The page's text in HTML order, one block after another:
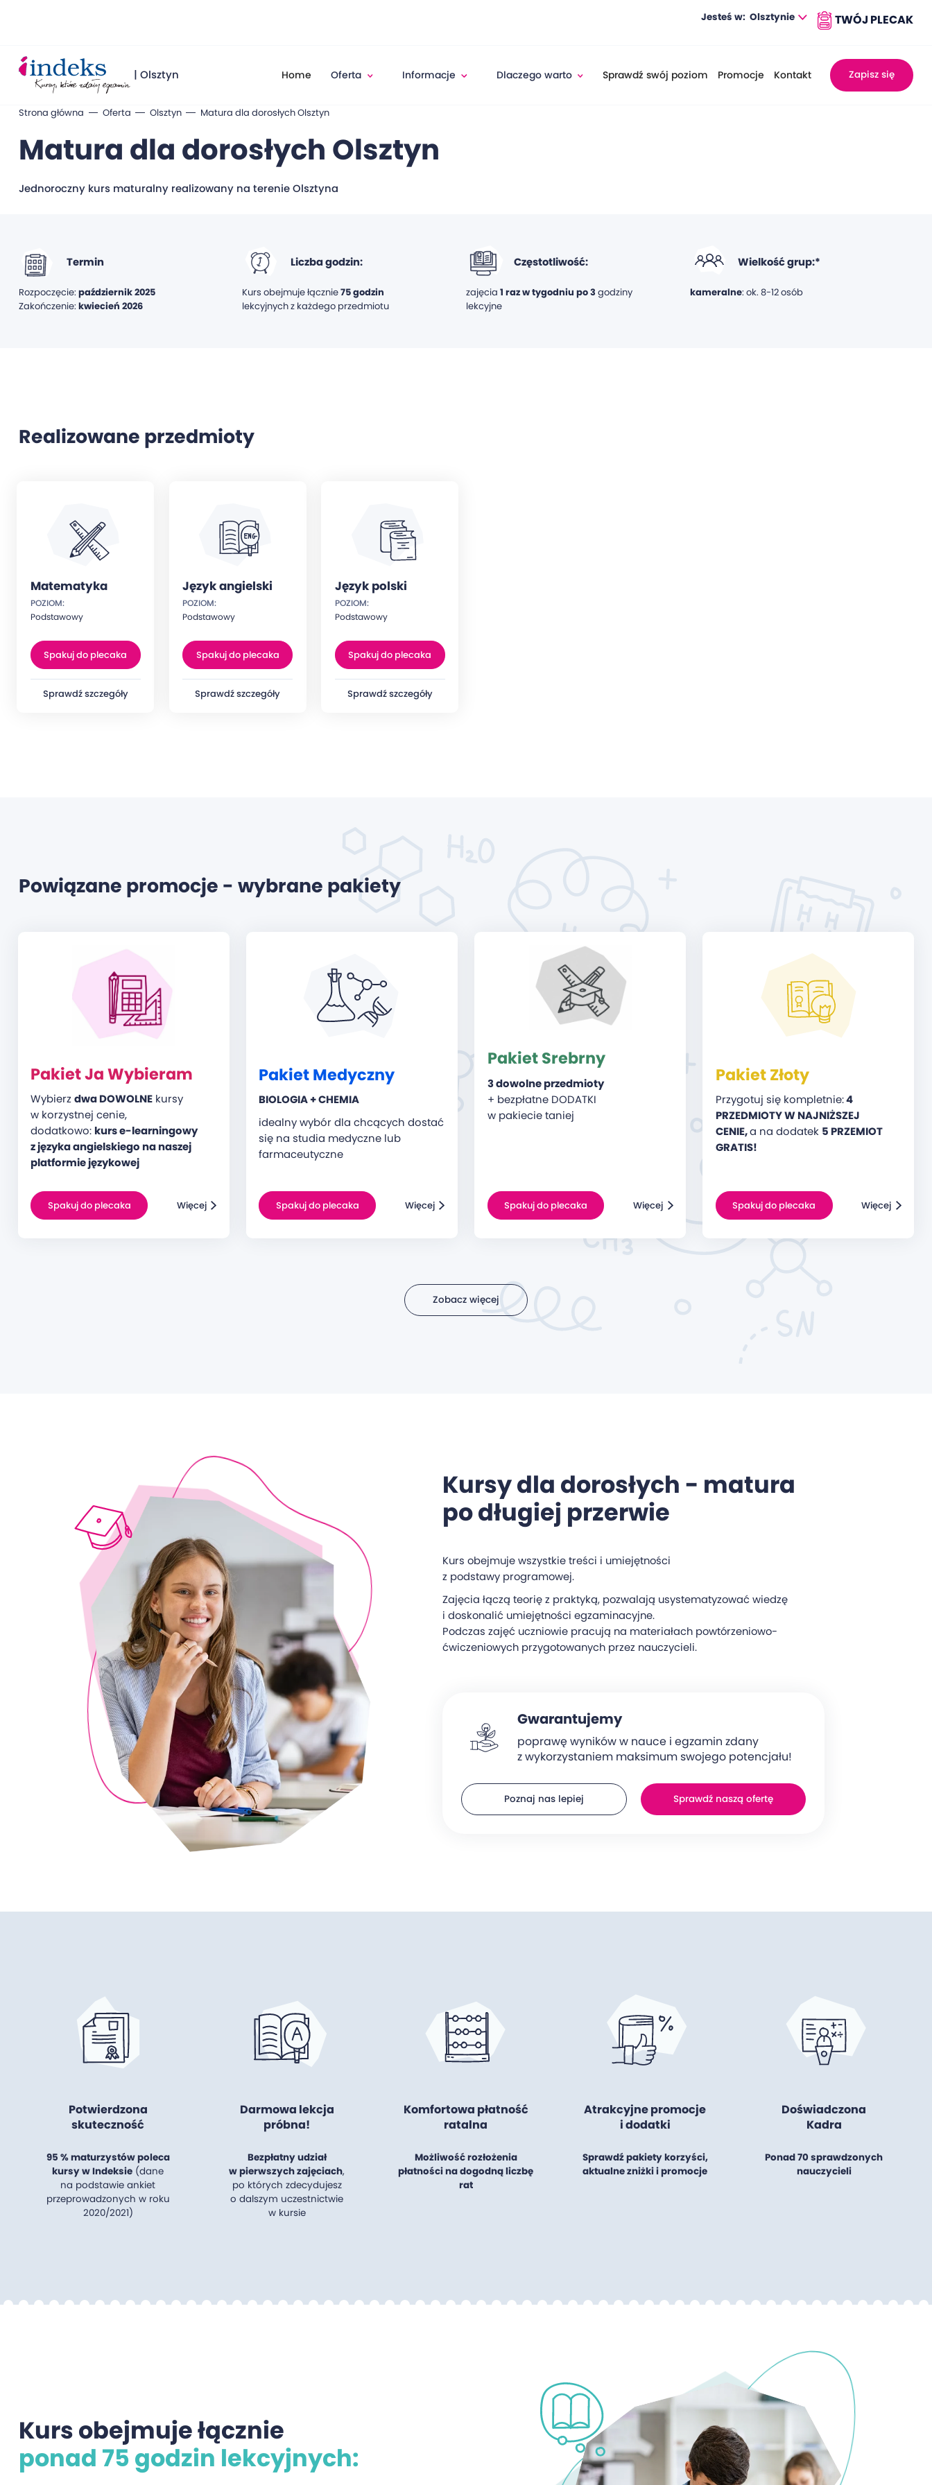
Jesteś w: Olsztynie
| Olsztyn Home Oferta Informacje Dlaczego warto Sprawdź swój poziom Promocje Kontakt Zapisz się
Strona główna Oferta Olsztyn Matura dla dorosłych Olsztyn
Matura dla dorosłych Olsztyn
Jednoroczny kurs maturalny realizowany na terenie Olsztyna
Termin
Rozpoczęcie: październik 2025
Zakończenie: kwiecień 2026
Liczba godzin:
Kurs obejmuje łącznie75godzin
lekcyjnych z każdego przedmiotu
Częstotliwość:
zajęcia 1 raz w tygodniu po 3 godziny
lekcyjne
Wielkość grup:*
kameralne: ok. 8-12 osób
Realizowane przedmioty
Matematyka
POZIOM:
Podstawowy
Spakuj do plecaka
Sprawdź szczegóły
Język angielski
POZIOM:
Podstawowy
Spakuj do plecaka
Sprawdź szczegóły
Język polski
POZIOM:
Podstawowy
Spakuj do plecaka
Sprawdź szczegóły
Powiązane promocje - wybrane pakiety
Pakiet Ja Wybieram
Wybierzdwa DOWOLNE kursy
w korzystnej cenie,
dodatkowo: kurs e-learningowy
z języka angielskiego na naszej
platformie językowej
Spakuj do plecaka Więcej
Pakiet Medyczny
BIOLOGIA + CHEMIA
idealny wybór dla chcących dostać
się na studia medyczne lub
farmaceutyczne
Spakuj do plecaka Więcej
Pakiet Srebrny
3 dowolne przedmioty
+ bezpłatne DODATKI
w pakiecie taniej
Spakuj do plecaka Więcej
Pakiet Złoty
Przygotuj się kompletnie:4
PRZEDMIOTY W NAJNIŻSZEJ
CENIE,a na dodatek 5 PRZEMIOT
GRATIS!
Spakuj do plecaka Więcej
Zobacz więcej
Kursy dla dorosłych - matura
po długiej przerwie
Kurs obejmuje wszystkie treści i umiejętności
z podstawy programowej.
Zajęcia łączą teorię z praktyką, pozwalają usystematyzować wiedzę
i doskonalić umiejętności egzaminacyjne.
Podczas zajęć uczniowie pracują na materiałach powtórzeniowo-
ćwiczeniowych przygotowanych przez nauczycieli.
Gwarantujemy
poprawę wyników w nauce i egzamin zdany
z wykorzystaniem maksimum swojego potencjału!
Poznaj nas lepiej Sprawdź naszą ofertę
Potwierdzona
skuteczność
95 % maturzystów poleca
kursy w Indeksie (dane
na podstawie ankiet
przeprowadzonych w roku
2020/2021)
Darmowa lekcja
próbna!
Bezpłatny udział
w pierwszych zajęciach,
po których zdecydujesz
o dalszym uczestnictwie
w kursie
Komfortowa płatność
ratalna
Możliwość rozłożenia
płatności na dogodną liczbę
rat
Atrakcyjne promocje
i dodatki
Sprawdź pakiety korzyści,
aktualne zniżki i promocje
Doświadczona
Kadra
Ponad 70 sprawdzonych
nauczycieli
Kurs obejmuje łącznie
ponad 75 godzin lekcyjnych: